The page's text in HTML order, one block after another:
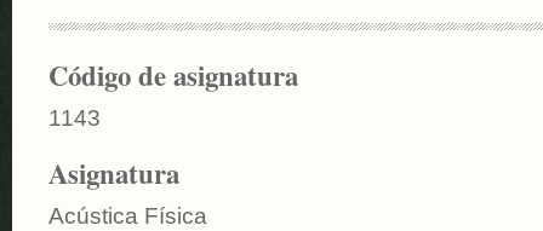
Código de asignatura
1143
Asignatura
Acústica Física